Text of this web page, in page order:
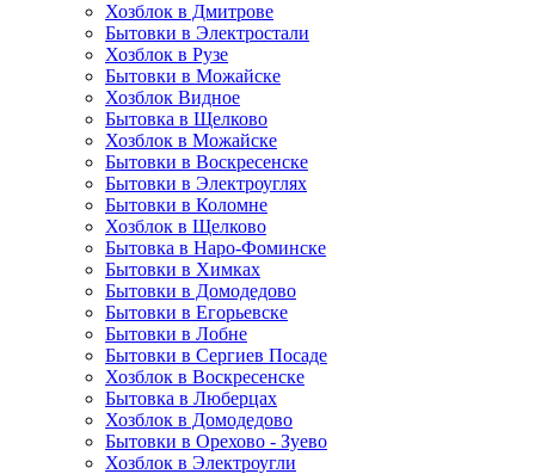
Хозблок в Дмитрове
Бытовки в Электростали
Хозблок в Рузе
Бытовки в Можайске
Хозблок Видное
Бытовкa в Щелково
Хозблок в Можайске
Бытовки в Воскресенске
Бытовки в Электроуглях
Бытовки в Коломне
Хозблок в Щелково
Бытовка в Наро-Фоминске
Бытовки в Химках
Бытовки в Домодедово
Бытовки в Егорьевске
Бытовки в Лобне
Бытовки в Сергиев Посаде
Хозблок в Воскресенске
Бытовка в Люберцах
Хозблок в Домодедово
Бытовки в Орехово - Зуево
Хозблок в Электроугли